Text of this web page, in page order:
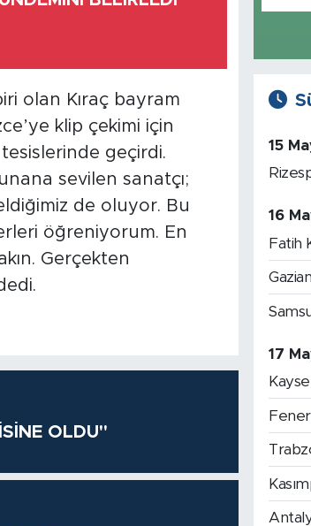
olan Kıraç bayram
klip çekimi için
geçirdi.
sevilen sanatçı;
de oluyor. Bu
öğreniyorum. En
Gerçekten
OLDU"
15
16
Fatih
17